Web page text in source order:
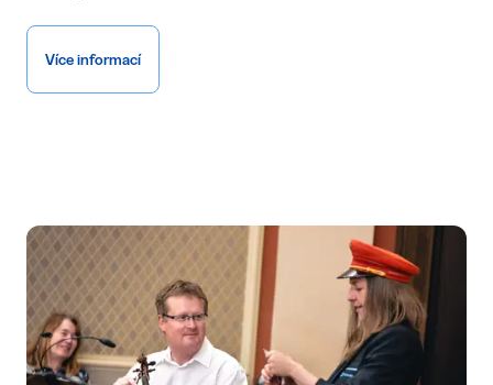
Více informací